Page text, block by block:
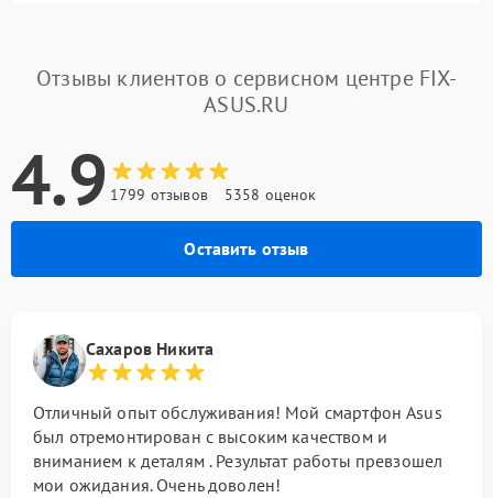
Отзывы клиентов о сервисном центре FIX-
ASUS.RU
4.9 1799 отзывов 5358 оценок
Оставить отзыв
Сахаров Никита
Отличный опыт обслуживания! Мой смартфон Asus
был отремонтирован с высоким качеством и
вниманием к деталям . Результат работы превзошел
мои ожидания. Очень доволен!